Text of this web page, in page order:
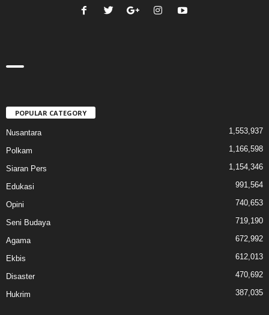
POPULAR CATEGORY
Nusantara 1,553,937
Polkam 1,166,598
Siaran Pers 1,154,346
Edukasi 991,564
Opini 740,653
Seni Budaya 719,190
Agama 672,992
Ekbis 612,013
Disaster 470,692
Hukrim 387,035